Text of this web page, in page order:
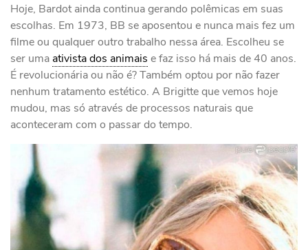
Hoje, Bardot ainda continua gerando polêmicas em suas
escolhas. Em 1973, BB se aposentou e nunca mais fez um
filme ou qualquer outro trabalho nessa área. Escolheu se
ser uma ativista dos animais e faz isso há mais de 40 anos.
É revolucionária ou não é? Também optou por não fazer
nenhum tratamento estético. A Brigitte que vemos hoje
mudou, mas só através de processos naturais que
aconteceram com o passar do tempo.